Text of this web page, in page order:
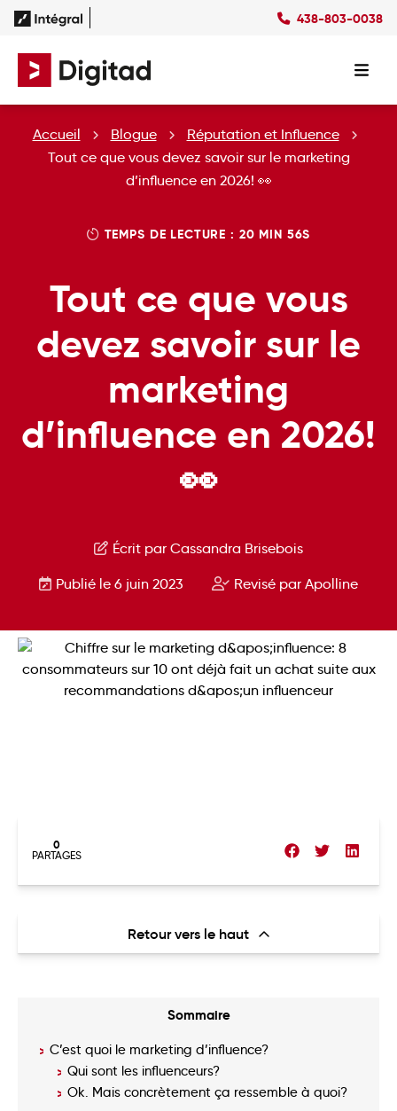
438-803-0038
SEM
Social Ads
Studio
Forfaits SEM
Forfaits Display
Forfaits Social Ads
SuccèsCultureRessourcesEN
Accueil Blogue
Réputation et Influence
Tout ce que vous devez savoir sur le marketing
d’influence en 2026! 👀
TEMPS DE LECTURE : 20 MIN 56S
Tout ce que vous
devez savoir sur le
marketing
d’influence en 2026!
👀
Écrit par Cassandra Brisebois
Publié le 6 juin 2023 Revisé par Apolline
0
PARTAGES
Retour vers le haut
Sommaire
C’est quoi le marketing d’influence?
Qui sont les influenceurs?
Ok. Mais concrètement ça ressemble à quoi?